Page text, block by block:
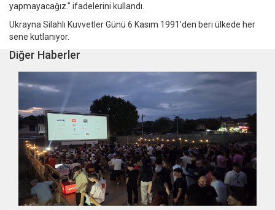
yapmayacağız." ifadelerini kullandı.
Ukrayna Silahlı Kuvvetler Günü 6 Kasım 1991'den beri ülkede her
sene kutlanıyor.
Diğer Haberler